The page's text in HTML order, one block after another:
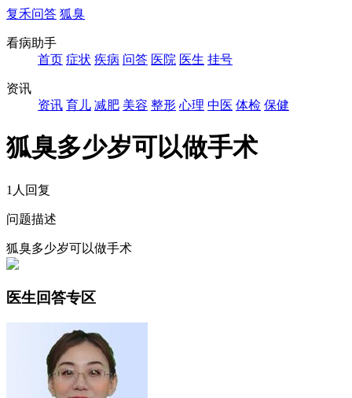
复禾问答 狐臭
看病助手
首页 症状 疾病 问答 医院 医生 挂号
资讯
资讯 育儿 减肥 美容 整形 心理 中医 体检 保健
狐臭多少岁可以做手术
1人回复
问题描述
狐臭多少岁可以做手术
医生回答专区